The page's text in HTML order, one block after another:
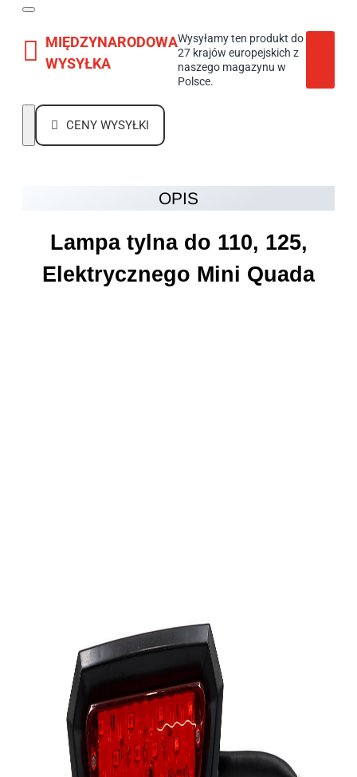
MIĘDZYNARODOWA
WYSYŁKA
Wysyłamy ten produkt do
27 krajów europejskich z
naszego magazynu w
Polsce.
CENY WYSYŁKI
OPIS
Lampa tylna do 110, 125,
Elektrycznego Mini Quada